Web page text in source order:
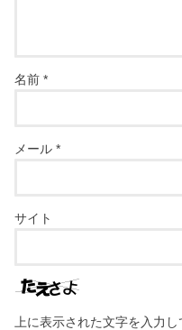
名前*
メール*
サイト
上に表示された文字を入力し